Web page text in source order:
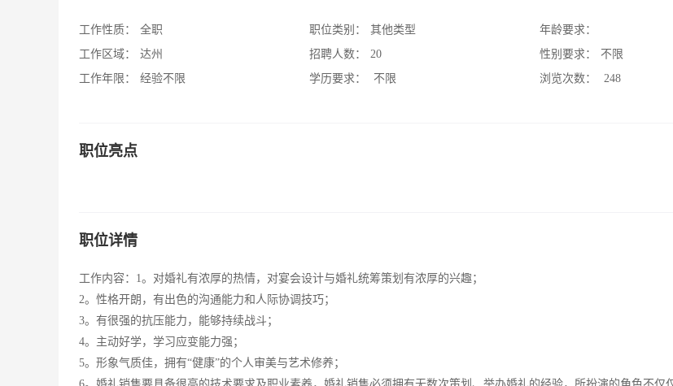
工作性质：
全职
工作区域：
达州
工作年限：
经验不限
职位类别：
其他类型
招聘人数：
20
学历要求：
不限
年龄要求：
性别要求：
不限
浏览次数：
248
职位亮点
职位详情
工作内容：1。对婚礼有浓厚的热情，对宴会设计与婚礼统筹策划有浓厚的兴趣；
2。性格开朗，有出色的沟通能力和人际协调技巧；
3。有很强的抗压能力，能够持续战斗；
4。主动好学，学习应变能力强；
5。形象气质佳，拥有“健康”的个人审美与艺术修养；